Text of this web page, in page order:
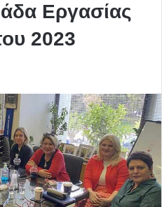
Εργασίας
2023